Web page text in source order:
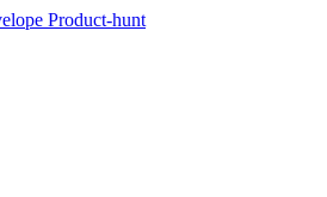
Product-hunt